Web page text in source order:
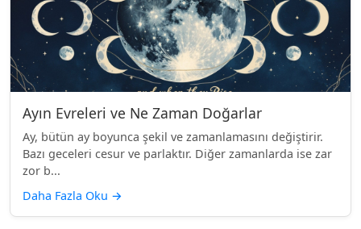
Ayın Evreleri ve Ne Zaman Doğarlar
Ay, bütün ay boyunca şekil ve zamanlamasını değiştirir.
Bazı geceleri cesur ve parlaktır. Diğer zamanlarda ise zar
zor b...
Daha Fazla Oku →